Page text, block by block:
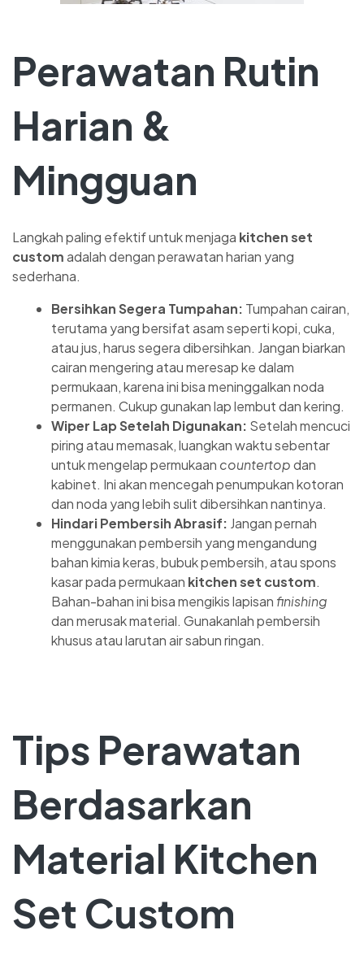
Perawatan Rutin
Harian &
Mingguan
Langkah paling efektif untuk menjaga kitchen set
customadalah dengan perawatan harian yang
sederhana.
Bersihkan Segera Tumpahan: Tumpahan cairan,
terutama yang bersifat asam seperti kopi, cuka,
atau jus, harus segera dibersihkan. Jangan biarkan
cairan mengering atau meresap ke dalam
permukaan, karena ini bisa meninggalkan noda
permanen. Cukup gunakan lap lembut dan kering.
Wiper Lap Setelah Digunakan: Setelah mencuci
piring atau memasak, luangkan waktu sebentar
untuk mengelap permukaan countertopdan
kabinet. Ini akan mencegah penumpukan kotoran
dan noda yang lebih sulit dibersihkan nantinya.
Hindari Pembersih Abrasif: Jangan pernah
menggunakan pembersih yang mengandung
bahan kimia keras, bubuk pembersih, atau spons
kasar pada permukaan kitchen set custom.
Bahan-bahan ini bisa mengikis lapisan finishing
dan merusak material. Gunakanlah pembersih
khusus atau larutan air sabun ringan.
Tips Perawatan
Berdasarkan
Material Kitchen
Set Custom